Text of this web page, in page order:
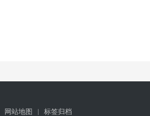
网站地图 标签归档